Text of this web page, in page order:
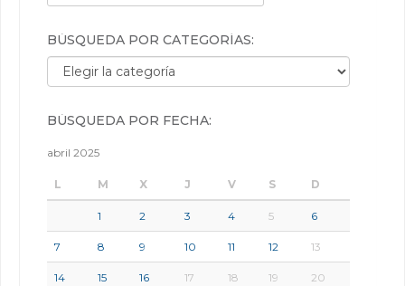
BÚSQUEDA POR CATEGORÍAS:
Búsqueda por categorías:
BÚSQUEDA POR FECHA:
abril 2025
L M X J V S D
1 2 3 4 5 6
7 8 9 10 11 12 13
14 15 16 17 18 19 20